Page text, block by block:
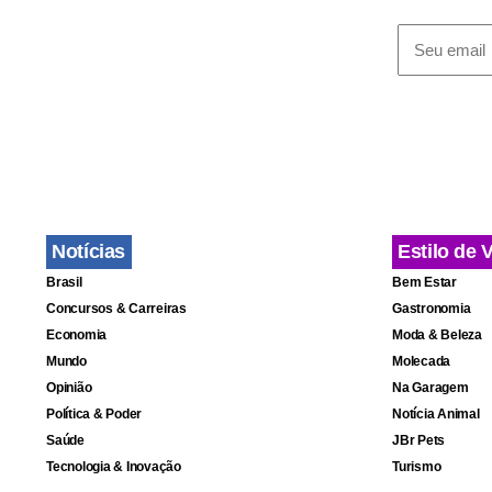
sob
usinas de
cargo.
Pouco
Marinho
influência e
suspeita
dentro do
Notícias
Brasil
Concursos & Carreiras
Economia
Mundo
Opinião
Política & Poder
Saúde
Tecnologia & Inovação
Estilo de
Bem Estar
Gastronomia
Moda & Beleza
Molecada
Na Garagem
Notícia Animal
JBr Pets
Turismo